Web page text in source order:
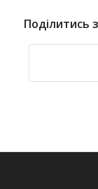
Поділитись